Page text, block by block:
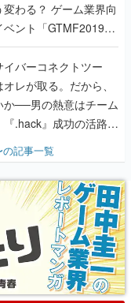
わる？ ゲーム業界向
ント「GTMF2019」
深めよう【PR】
イバーコネクトツー
レが取る。だから、
か──男の熱意はチーム
.hack』成功の活路を
松山 洋に流れる血は
った【若ゲのいた
の記事一覧